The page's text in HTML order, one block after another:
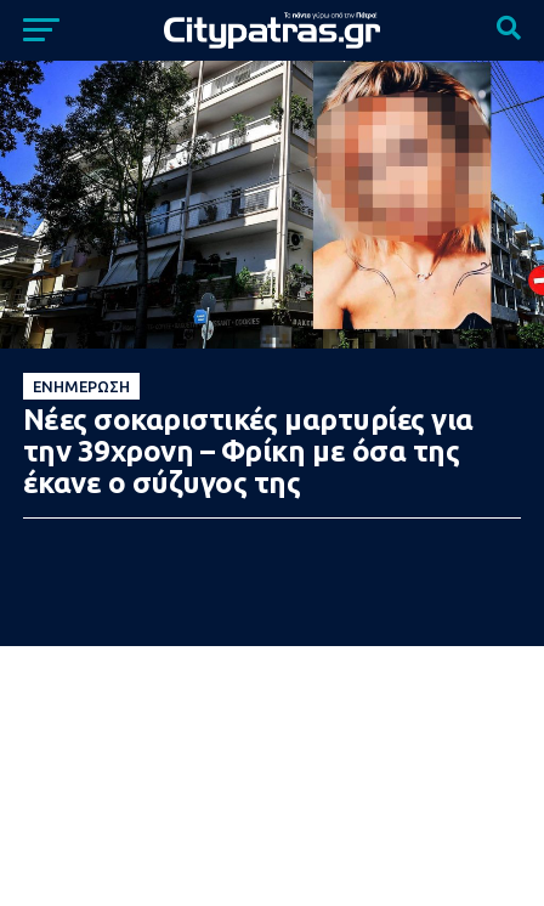
ΕΝΗΜΈΡΩΣΗ
Νέες σοκαριστικές μαρτυρίες για
την 39χρονη – Φρίκη με όσα της
έκανε ο σύζυγος της